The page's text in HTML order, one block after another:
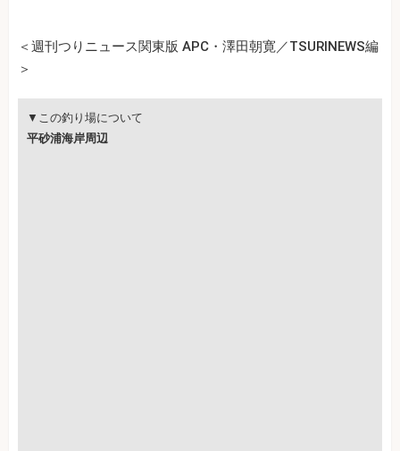
＜週刊つりニュース関東版 APC・澤田朝寛／TSURINEWS編
＞
▼この釣り場について
平砂浦海岸周辺